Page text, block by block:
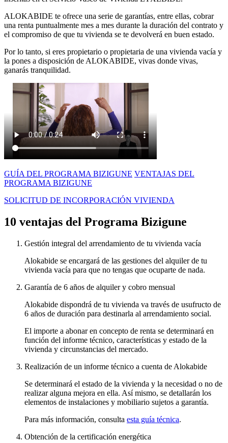
ALOKABIDE te ofrece una serie de garantías, entre ellas, cobrar
una renta puntualmente mes a mes durante la duración del contrato y
el compromiso de que tu vivienda se te devolverá en buen estado.
Por lo tanto, si eres propietario o propietaria de una vivienda vacía y
la pones a disposición de ALOKABIDE, vivas donde vivas,
ganarás tranquilidad.
GUÍA DEL PROGRAMA BIZIGUNE VENTAJAS DEL
PROGRAMA BIZIGUNE
SOLICITUD DE INCORPORACIÓN VIVIENDA
10 ventajas del Programa Bizigune
Gestión integral del arrendamiento de tu vivienda vacía
Alokabide se encargará de las gestiones del alquiler de tu
vivienda vacía para que no tengas que ocuparte de nada.
Garantía de 6 años de alquiler y cobro mensual
Alokabide dispondrá de tu vivienda va través de usufructo de
6 años de duración para destinarla al arrendamiento social.
El importe a abonar en concepto de renta se determinará en
función del informe técnico, características y estado de la
vivienda y circunstancias del mercado.
Realización de un informe técnico a cuenta de Alokabide
Se determinará el estado de la vivienda y la necesidad o no de
realizar alguna mejora en ella. Así mismo, se detallarán los
elementos de instalaciones y mobiliario sujetos a garantía.
Para más información, consulta esta guía técnica.
Obtención de la certificación energética